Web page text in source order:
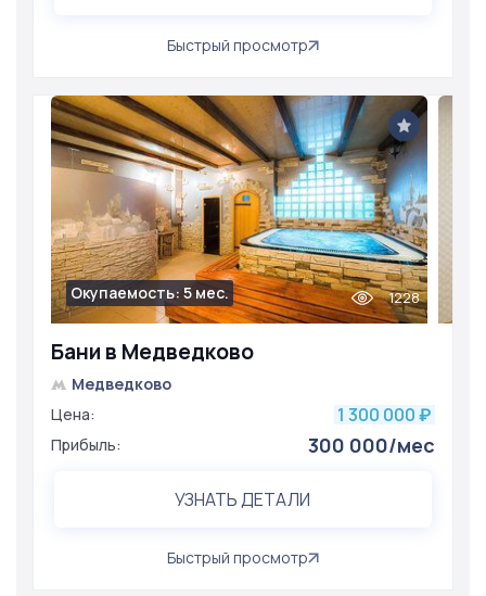
Быстрый просмотр
Бани в Медведково
Окупаемость: 5 мес. 1228
Медведково
Цена:
1 300 000 ₽
Прибыль: 300 000/мес
УЗНАТЬ ДЕТАЛИ
Быстрый просмотр